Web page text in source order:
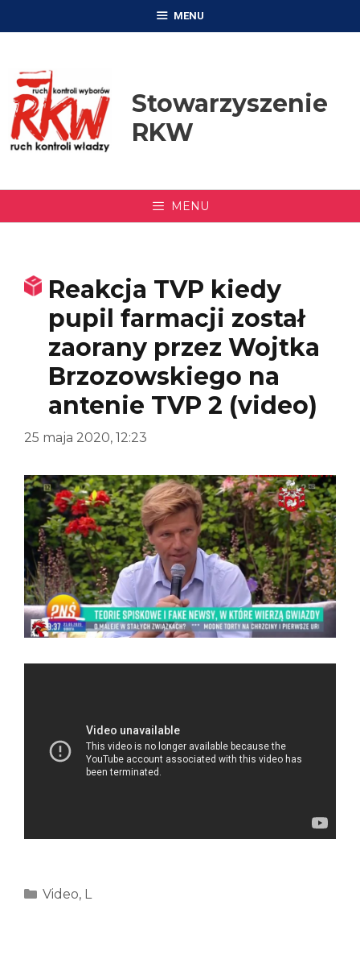
MENU
Stowarzyszenie
RKW
MENU
Reakcja TVP kiedy
pupil farmacji został
zaorany przez Wojtka
Brzozowskiego na
antenie TVP 2 (video)
25 maja 2020, 12:23
Kategorie
Video, L